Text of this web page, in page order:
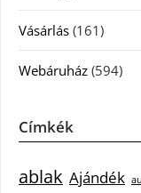
Vásárlás (161)
Webáruház (594)
Címkék
ablak Ajándék